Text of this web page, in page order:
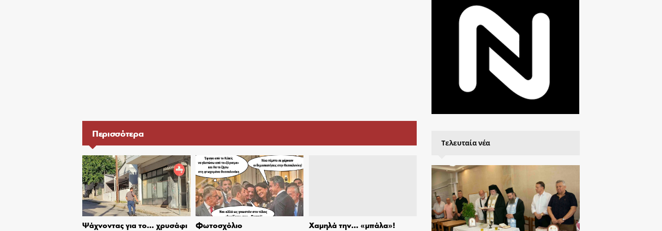
Περισσότερα
Ψάχνοντας για το… χρυσάφι Φωτοσχόλιο Χαμηλά την… «μπάλα»!
Τελευταία νέα